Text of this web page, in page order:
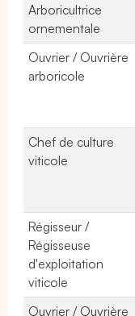
Arboricultrice
ornementale
Ouvrier / Ouvrière
arboricole
Chef de culture
viticole
Régisseur /
Régisseuse
d'exploitation
viticole
Ouvrier / Ouvrière